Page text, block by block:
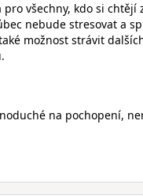
pro všechny, kdo si
nebude stresovat a
možnost strávit
na pochopení,